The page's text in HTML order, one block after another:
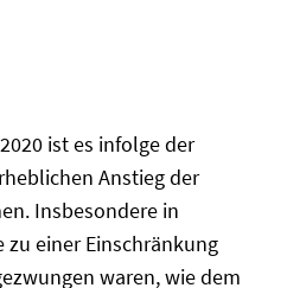
ist es infolge der
Anstieg der
Insbesondere in
einer Einschränkung
waren, wie dem